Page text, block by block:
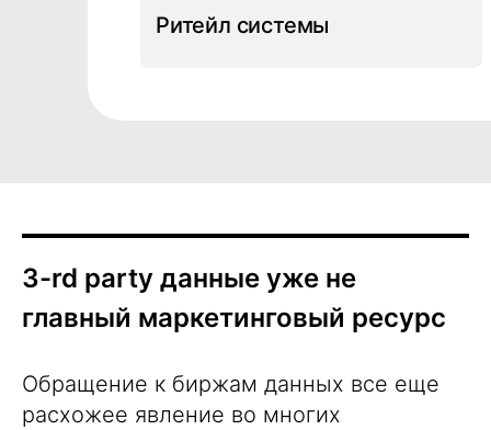
Ритейл системы
3-rd party данные уже не
главный маркетинговый ресурс
Обращение к биржам данных все еще
расхожее явление во многих